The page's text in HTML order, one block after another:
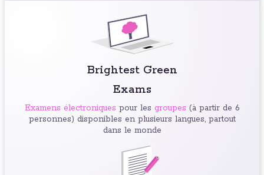
Brightest Green
Exams
Examens électroniques pour les groupes (à partir de 6
personnes) disponibles en plusieurs langues, partout
dans le monde